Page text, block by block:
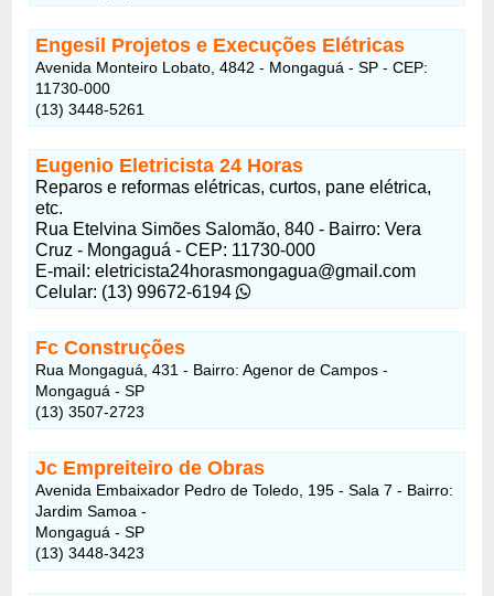
Engesil Projetos e Execuções Elétricas
Avenida Monteiro Lobato, 4842 - Mongaguá - SP - CEP:
11730-000
(13) 3448-5261
Eugenio Eletricista 24 Horas
Reparos e reformas elétricas, curtos, pane elétrica,
etc.
Rua Etelvina Simões Salomão, 840 - Bairro: Vera
Cruz - Mongaguá - CEP: 11730-000
E-mail: eletricista24horasmongagua@gmail.com
Celular: (13) 99672-6194
Fc Construções
Rua Mongaguá, 431 - Bairro: Agenor de Campos -
Mongaguá - SP
(13) 3507-2723
Jc Empreiteiro de Obras
Avenida Embaixador Pedro de Toledo, 195 - Sala 7 - Bairro:
Jardim Samoa -
Mongaguá - SP
(13) 3448-3423